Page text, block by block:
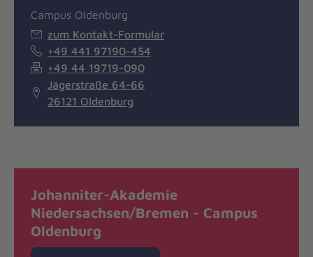
Campus Oldenburg
zum Kontakt-Formular
+49 441 97190-454
+49 44 19719-090
Jägerstraße 64-66
26121 Oldenburg
Johanniter-Akademie
Niedersachsen/Bremen - Campus
Oldenburg